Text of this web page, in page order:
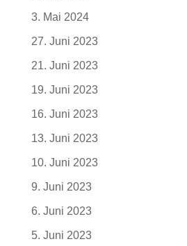
3. Mai 2024
27. Juni 2023
21. Juni 2023
19. Juni 2023
16. Juni 2023
13. Juni 2023
10. Juni 2023
9. Juni 2023
6. Juni 2023
5. Juni 2023